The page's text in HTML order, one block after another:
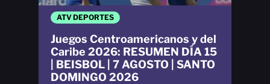
ATV DEPORTES
Juegos Centroamericanos y del
Caribe 2026: RESUMEN DÍA 15
| BEISBOL | 7 AGOSTO | SANTO
DOMINGO 2026